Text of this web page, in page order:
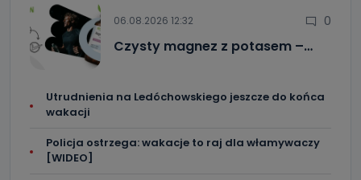
06.08.2026 12:32 0
Czysty magnez z potasem –…
Utrudnienia na Ledóchowskiego jeszcze do końca
wakacji
Policja ostrzega: wakacje to raj dla włamywaczy
[WIDEO]